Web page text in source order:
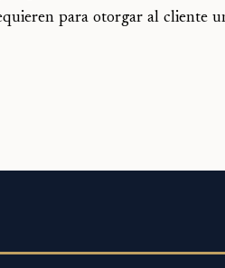
para otorgar al cliente